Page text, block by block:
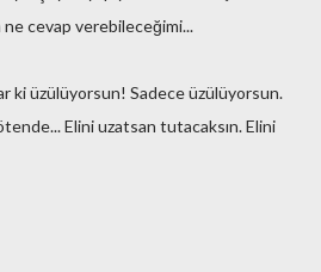
cevap verebileceğimi...
ki üzülüyorsun! Sadece üzülüyorsun.
Elini uzatsan tutacaksın. Elini